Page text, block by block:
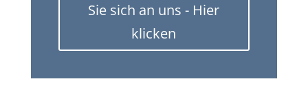
Sie sich an uns - Hier
klicken